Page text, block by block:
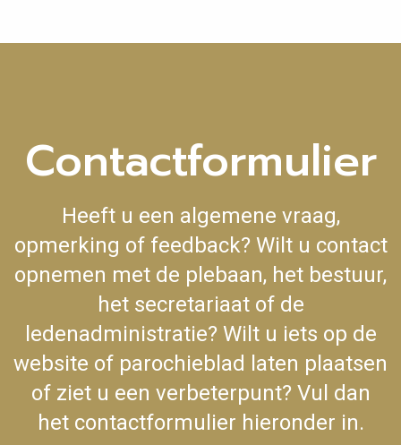
Contactformulier
Heeft u een algemene vraag,
opmerking of feedback? Wilt u contact
opnemen met de plebaan, het bestuur,
het secretariaat of de
ledenadministratie? Wilt u iets op de
website of parochieblad laten plaatsen
of ziet u een verbeterpunt? Vul dan
het contactformulier hieronder in.